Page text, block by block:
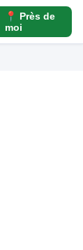
📍 Près de
moi